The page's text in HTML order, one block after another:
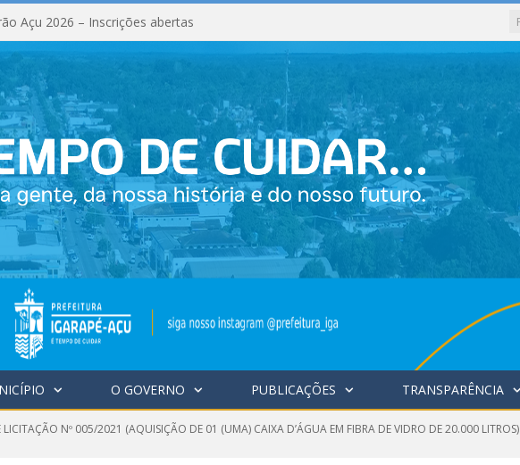
Açu 2026 – Inscrições abertas
O GOVERNO PUBLICAÇÕES TRANSPARÊNCIA
LICITAÇÃO Nº 005/2021 (AQUISIÇÃO DE 01 (UMA) CAIXA D’ÁGUA EM FIBRA DE VIDRO DE 20.000 LITROS)